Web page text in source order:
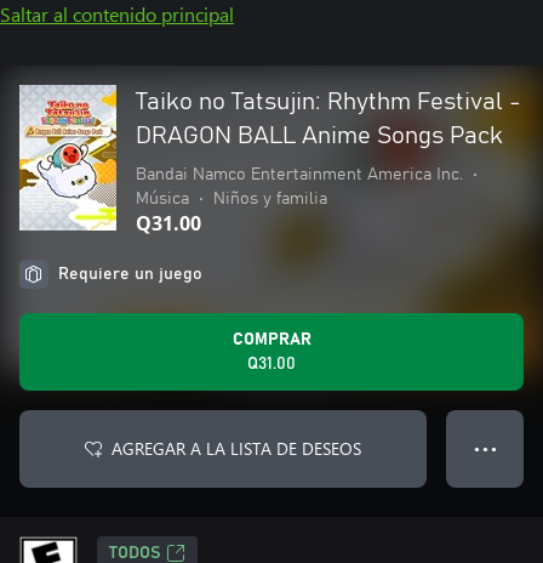
Saltar al contenido principal
Taiko no Tatsujin: Rhythm Festival -
DRAGON BALL Anime Songs Pack
Bandai Namco Entertainment America Inc.
•
Música
• Niños y familia
Q31.00
Requiere un juego
COMPRAR
Q31.00
AGREGAR A LA LISTA DE DESEOS ● ● ●
TODOS